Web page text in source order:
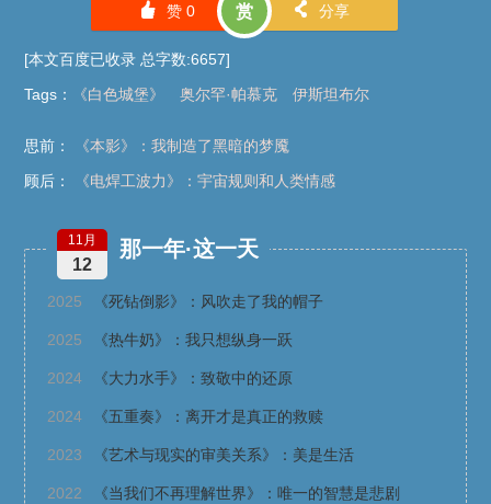
󰄼 赞 0 赏 󰄯 分享
[本文百度已收录 总字数:6657]
Tags ： 《白色城堡》 奥尔罕·帕慕克 伊斯坦布尔
思前：
《本影》：我制造了黑暗的梦魇
顾后：
《电焊工波力》：宇宙规则和人类情感
那一年·这一天
11月
12
2025 《死钻倒影》：风吹走了我的帽子
2025 《热牛奶》：我只想纵身一跃
2024 《大力水手》：致敬中的还原
2024 《五重奏》：离开才是真正的救赎
2023 《艺术与现实的审美关系》：美是生活
2022 《当我们不再理解世界》：唯一的智慧是悲剧